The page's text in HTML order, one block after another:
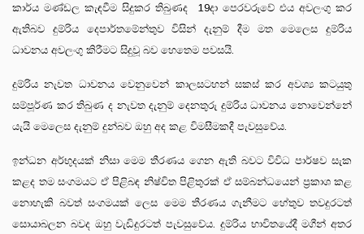
කාර්ය මණ්ඩල කැඳවීම සිදුකර තිබුණද 19දා පෙරවරුවේ එය අවලංගු කර
ඇතිබව දුම්රිය දෙපාර්තමේන්තුව විසින් දැනුම් දීම මත මෙලෙස දුම්රිය
ධාවනය අවලංගු කිරීමට සිදුවූ බව හෙතෙම පවසයි.
දුම්රිය නැවත ධාවනය වෙනුවෙන් කාලසටහන් සකස් කර අවශ්ය කටයුතු
සම්පූර්ණ කර තිබුණ ද නැවත දැනුම් දෙනතුරු දුම්රිය ධාවනය නොවෙන්නේ
යැයි මෙලෙස දැනුම් දුන්බව ඔහු අද කළ විමසීමකදී පැවසුවේය.
ඉන්ධන අර්භුදයක් නිසා මෙම තීරණය ගෙන ඇති බවට විවිධ පාර්ෂව සැක
කළද තම සංගමයට ඒ පිළිබඳ නිෂ්චිත පිළිතුරක් ඒ සම්බන්ධයෙන් ප්රකාශ කළ
නොහැකි බවත් සංගමයක් ලෙස මෙම තීරණය ගැනීමට හේතුව තවදුරටත්
සොයාබලන බවද ඔහු වැඩිදුරටත් පැවසුවේය. දුම්රිය භාවිතයේදී මගීන් අතර